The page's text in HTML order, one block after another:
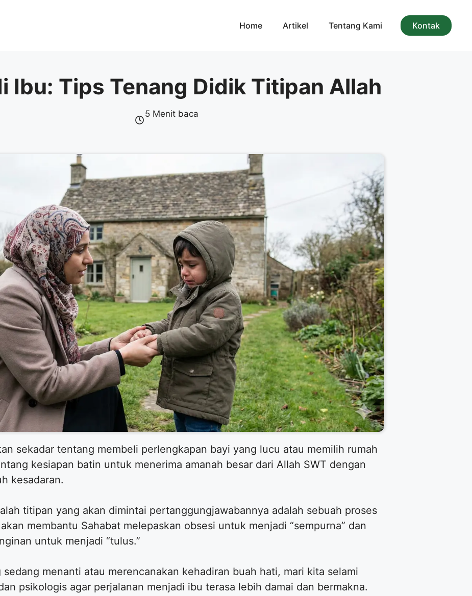
Home Artikel Tentang Kami Kontak
Ibu: Tips Tenang Didik Titipan Allah
5 Menit baca
sekadar tentang membeli perlengkapan bayi yang lucu atau memilih rumah
kesiapan batin untuk menerima amanah besar dari Allah SWT dengan
kesadaran.
titipan yang akan dimintai pertanggungjawabannya adalah sebuah proses
membantu Sahabat melepaskan obsesi untuk menjadi “sempurna” dan
untuk menjadi “tulus.”
sedang menanti atau merencanakan kehadiran buah hati, mari kita selami
psikologis agar perjalanan menjadi ibu terasa lebih damai dan bermakna.